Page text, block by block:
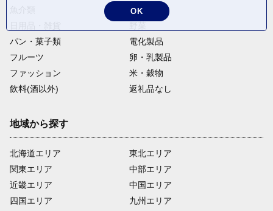
麺類
パン・菓子類
電化製品
フルーツ
卵・乳製品
ファッション
米・穀物
飲料(酒以外)
返礼品なし
地域から探す
北海道エリア
関東エリア
近畿エリア
四国エリア
東北エリア
中部エリア
中国エリア
九州エリア
OK